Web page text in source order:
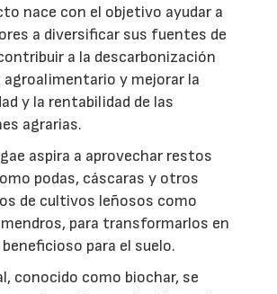
nace con el objetivo ayudar a
a diversificar sus fuentes de
a la descarbonización
agroalimentario y mejorar la
y la rentabilidad de las
agrarias.
aspira a aprovechar restos
podas, cáscaras y otros
de cultivos leñosos como
para transformarlos en
para el suelo.
conocido como biochar, se